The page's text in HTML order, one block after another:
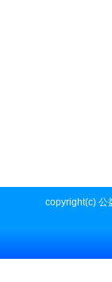
copyright(c) 公